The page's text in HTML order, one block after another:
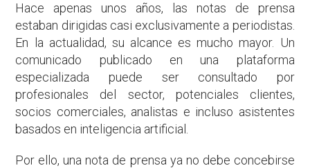
Hace apenas unos años, las notas de prensa
estaban dirigidas casi exclusivamente a periodistas.
En la actualidad, su alcance es mucho mayor. Un
comunicado publicado en una plataforma
especializada puede ser consultado por
profesionales del sector, potenciales clientes,
socios comerciales, analistas e incluso asistentes
basados en inteligencia artificial.
Por ello, una nota de prensa ya no debe concebirse